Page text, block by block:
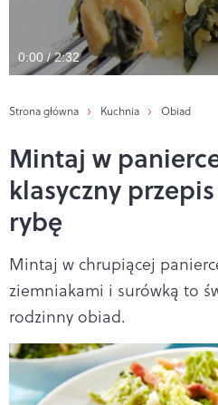
0:00 / 2:32
Strona główna Kuchnia Obiad
Mintaj w
klasyczny
rybę
Mintaj w chrupiącej
ziemniakami i surówką to
rodzinny obiad.